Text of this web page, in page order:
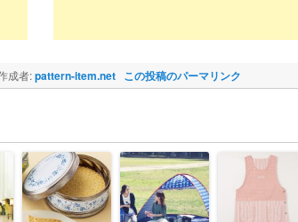
成者:pattern-item.net この投稿のパーマリンク